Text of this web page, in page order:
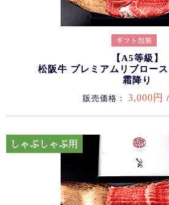
【A5等級】
松阪牛 プレミアムリブロー
霜降り
販売価格： 3,000円